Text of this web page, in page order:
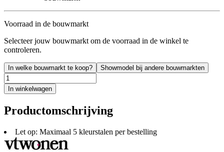
Voorraad in de bouwmarkt
Selecteer jouw bouwmarkt om de voorraad in de winkel te
controleren.
In welke bouwmarkt te koop? Showmodel bij andere bouwmarkten
In winkelwagen
Productomschrijving
Let op: Maximaal 5 kleurstalen per bestelling